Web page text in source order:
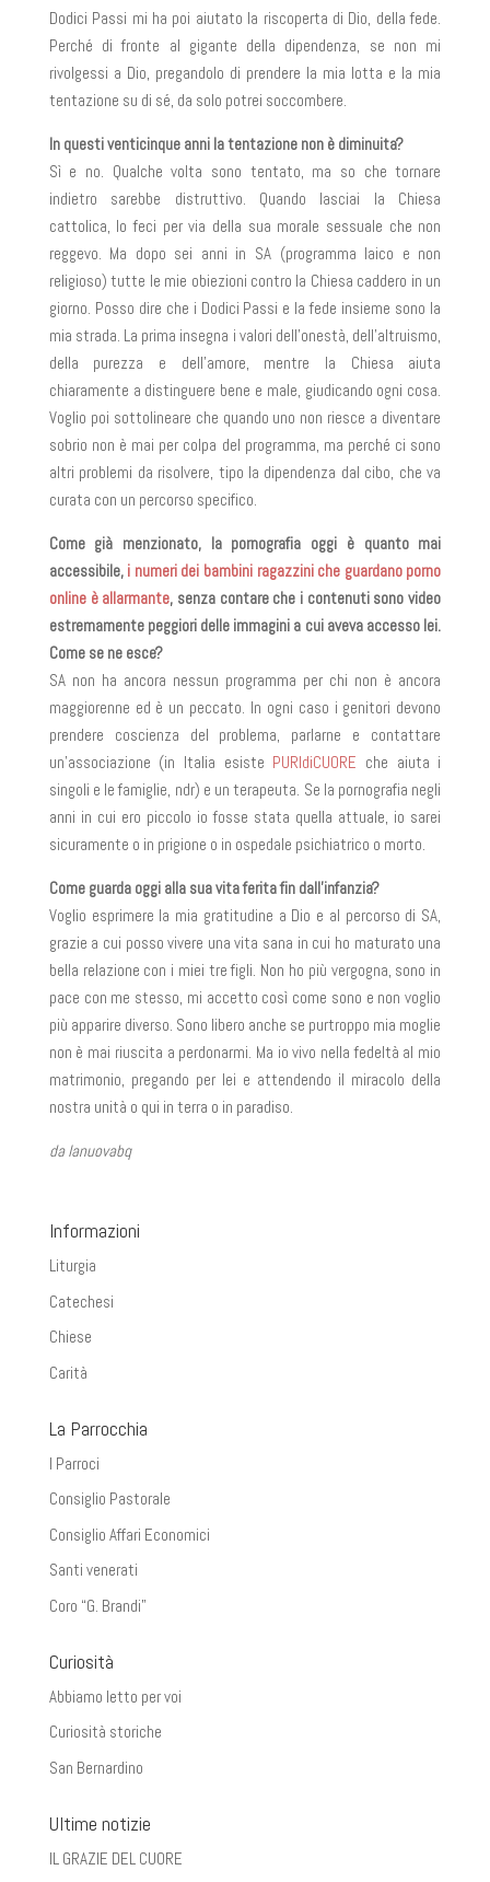
Dodici Passi mi ha poi aiutato la riscoperta di Dio, della fede.
Perché di fronte al gigante della dipendenza, se non mi
rivolgessi a Dio, pregandolo di prendere la mia lotta e la mia
tentazione su di sé, da solo potrei soccombere.
In questi venticinque anni la tentazione non è diminuita?
Sì e no. Qualche volta sono tentato, ma so che tornare
indietro sarebbe distruttivo. Quando lasciai la Chiesa
cattolica, lo feci per via della sua morale sessuale che non
reggevo. Ma dopo sei anni in SA (programma laico e non
religioso) tutte le mie obiezioni contro la Chiesa caddero in un
giorno. Posso dire che i Dodici Passi e la fede insieme sono la
mia strada. La prima insegna i valori dell’onestà, dell’altruismo,
della purezza e dell’amore, mentre la Chiesa aiuta
chiaramente a distinguere bene e male, giudicando ogni cosa.
Voglio poi sottolineare che quando uno non riesce a diventare
sobrio non è mai per colpa del programma, ma perché ci sono
altri problemi da risolvere, tipo la dipendenza dal cibo, che va
curata con un percorso specifico.
Come già menzionato, la pornografia oggi è quanto mai
accessibile, i numeri dei bambini ragazzini che guardano porno
online è allarmante, senza contare che i contenuti sono video
estremamente peggiori delle immagini a cui aveva accesso lei.
Come se ne esce?
SA non ha ancora nessun programma per chi non è ancora
maggiorenne ed è un peccato. In ogni caso i genitori devono
prendere coscienza del problema, parlarne e contattare
un’associazione (in Italia esiste PURIdiCUORE che aiuta i
singoli e le famiglie, ndr) e un terapeuta. Se la pornografia negli
anni in cui ero piccolo io fosse stata quella attuale, io sarei
sicuramente o in prigione o in ospedale psichiatrico o morto.
Come guarda oggi alla sua vita ferita fin dall’infanzia?
Voglio esprimere la mia gratitudine a Dio e al percorso di SA,
grazie a cui posso vivere una vita sana in cui ho maturato una
bella relazione con i miei tre figli. Non ho più vergogna, sono in
pace con me stesso, mi accetto così come sono e non voglio
più apparire diverso. Sono libero anche se purtroppo mia moglie
non è mai riuscita a perdonarmi. Ma io vivo nella fedeltà al mio
matrimonio, pregando per lei e attendendo il miracolo della
nostra unità o qui in terra o in paradiso.
da lanuovabq
Informazioni
Liturgia
Catechesi
Chiese
Carità
La Parrocchia
I Parroci
Consiglio Pastorale
Consiglio Affari Economici
Santi venerati
Coro “G. Brandi”
Curiosità
Abbiamo letto per voi
Curiosità storiche
San Bernardino
Ultime notizie
IL GRAZIE DEL CUORE